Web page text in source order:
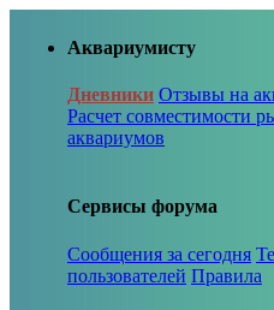
Аквариумисту
Дневники Отзывы на
Расчет совместимости
аквариумов
Сервисы форума
Сообщения за сегодня
пользователей Правила